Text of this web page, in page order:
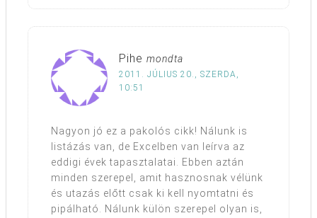
Pihe mondta
2011. JÚLIUS 20., SZERDA,
10:51
Nagyon jó ez a pakolós cikk! Nálunk is
listázás van, de Excelben van leírva az
eddigi évek tapasztalatai. Ebben aztán
minden szerepel, amit hasznosnak vélünk
és utazás előtt csak ki kell nyomtatni és
pipálható. Nálunk külön szerepel olyan is,